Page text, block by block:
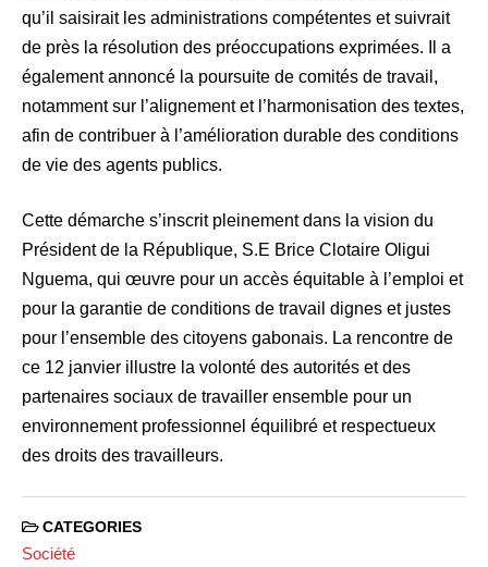
qu’il saisirait les administrations compétentes et suivrait
de près la résolution des préoccupations exprimées. Il a
également annoncé la poursuite de comités de travail,
notamment sur l’alignement et l’harmonisation des textes,
afin de contribuer à l’amélioration durable des conditions
de vie des agents publics.
Cette démarche s’inscrit pleinement dans la vision du
Président de la République, S.E Brice Clotaire Oligui
Nguema, qui œuvre pour un accès équitable à l’emploi et
pour la garantie de conditions de travail dignes et justes
pour l’ensemble des citoyens gabonais. La rencontre de
ce 12 janvier illustre la volonté des autorités et des
partenaires sociaux de travailler ensemble pour un
environnement professionnel équilibré et respectueux
des droits des travailleurs.
CATEGORIES
Société